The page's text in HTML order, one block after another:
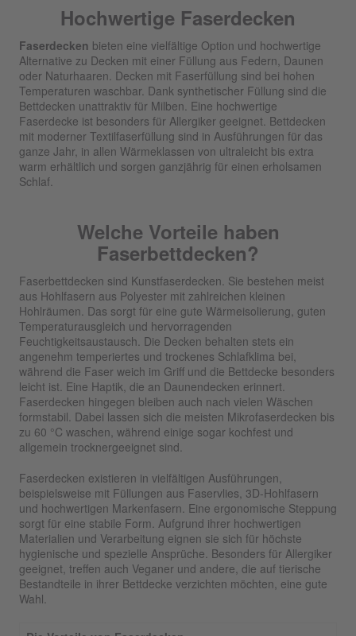
Hochwertige Faserdecken
Faserdecken bieten eine vielfältige Option und hochwertige
Alternative zu Decken mit einer Füllung aus Federn, Daunen
oder Naturhaaren. Decken mit Faserfüllung sind bei hohen
Temperaturen waschbar. Dank synthetischer Füllung sind die
Bettdecken unattraktiv für Milben. Eine hochwertige
Faserdecke ist besonders für Allergiker geeignet. Bettdecken
mit moderner Textilfaserfüllung sind in Ausführungen für das
ganze Jahr, in allen Wärmeklassen von ultraleicht bis extra
warm erhältlich und sorgen ganzjährig für einen erholsamen
Schlaf.
Welche Vorteile haben
Faserbettdecken?
Faserbettdecken sind Kunstfaserdecken. Sie bestehen meist
aus Hohlfasern aus Polyester mit zahlreichen kleinen
Hohlräumen. Das sorgt für eine gute Wärmeisolierung, guten
Temperaturausgleich und hervorragenden
Feuchtigkeitsaustausch. Die Decken behalten stets ein
angenehm temperiertes und trockenes Schlafklima bei,
während die Faser weich im Griff und die Bettdecke besonders
leicht ist. Eine Haptik, die an Daunendecken erinnert.
Faserdecken hingegen bleiben auch nach vielen Wäschen
formstabil. Dabei lassen sich die meisten Mikrofaserdecken bis
zu 60 °C waschen, während einige sogar kochfest und
allgemein trocknergeeignet sind.
Faserdecken existieren in vielfältigen Ausführungen,
beispielsweise mit Füllungen aus Faservlies, 3D-Hohlfasern
und hochwertigen Markenfasern. Eine ergonomische Steppung
sorgt für eine stabile Form. Aufgrund ihrer hochwertigen
Materialien und Verarbeitung eignen sie sich für höchste
hygienische und spezielle Ansprüche. Besonders für Allergiker
geeignet, treffen auch Veganer und andere, die auf tierische
Bestandteile in ihrer Bettdecke verzichten möchten, eine gute
Wahl.